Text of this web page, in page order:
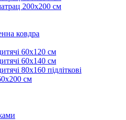
200х200 см
ковдра
60х120 см
60х140 см
80х160 підліткові
см